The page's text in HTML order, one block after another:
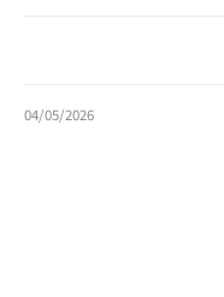
04/05/2026